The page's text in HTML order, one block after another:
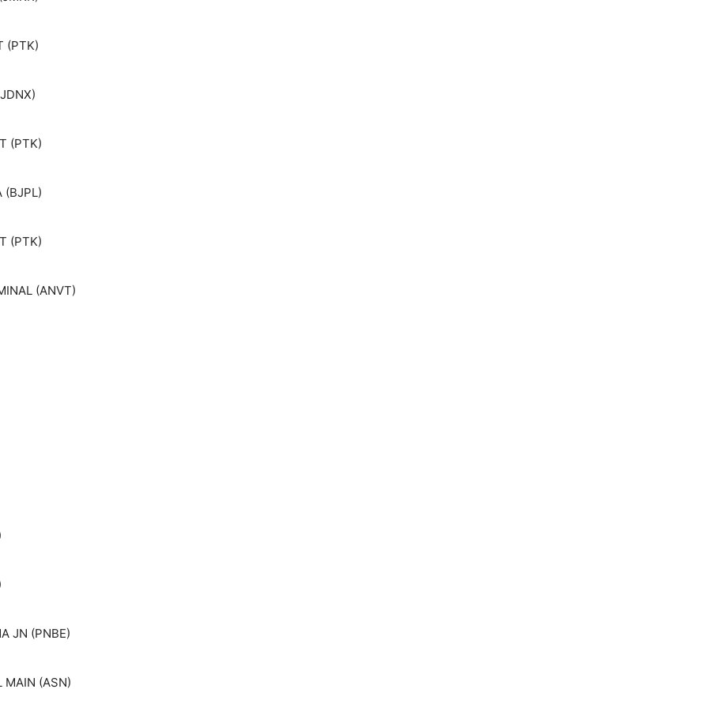
(PTK)
(PTK)
(BJPL)
(PTK)
(ANVT)
JN (PNBE)
MAIN (ASN)